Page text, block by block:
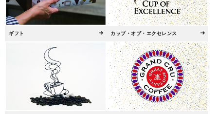
ギフト カップ・オブ・エクセレンス